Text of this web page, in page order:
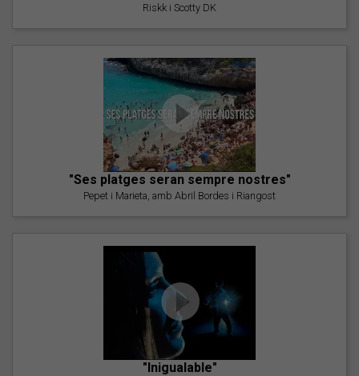
Riskk i Scotty DK
"Ses platges seran sempre nostres"
Pepet i Marieta, amb Abril Bordes i Riangost
"Inigualable"